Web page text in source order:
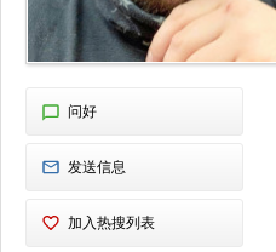
问好
发送信息
加入热搜列表